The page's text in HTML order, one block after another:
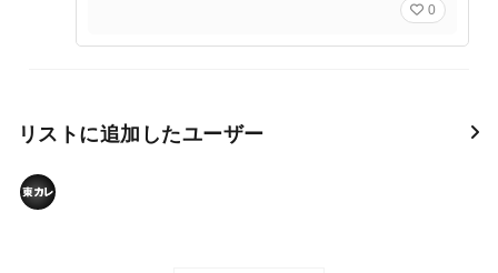
0
リストに追加したユーザー